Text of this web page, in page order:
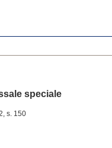
speciale
s. 150